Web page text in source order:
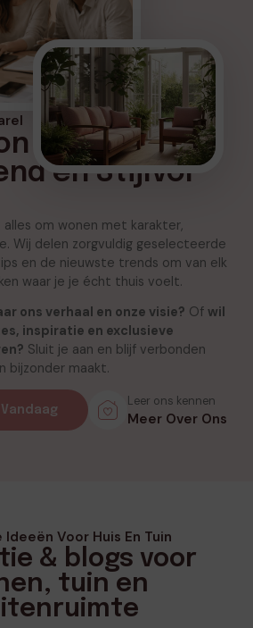
voor
en Stijlvol
alles om wonen met karakter,
Wij delen zorgvuldig geselecteerde
en de nieuwste trends om van elk
waar je je écht thuis voelt.
ons verhaal en onze visie? Of wil
inspiratie en exclusieve
Sluit je aan en blijf verbonden
bijzonder maakt.
Leer ons kennen
Meer Over Ons
Ideeën Voor Huis En Tuin
& blogs voor
tuin en